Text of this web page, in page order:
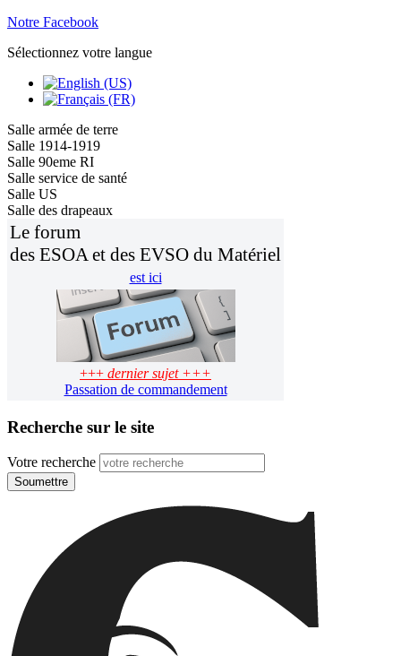
Notre Facebook
Sélectionnez votre langue
Salle armée de terre
Salle 1914-1919
Salle 90eme RI
Salle service de santé
Salle US
Salle des drapeaux
Le forum
des ESOA et des EVSO du Matériel
est ici
+++ dernier sujet +++
Passation de commandement
Recherche sur le site
Votre recherche
Soumettre